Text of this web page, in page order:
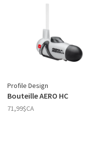
Profile Design
Bouteille AERO HC
71,99$CA